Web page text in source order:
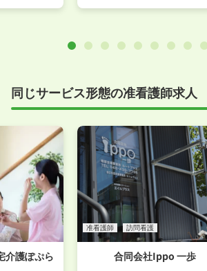
同じサービス形態の准看護師求人
介護ぽぷら
准看護師 訪問看護
合同会社Ippo 一歩